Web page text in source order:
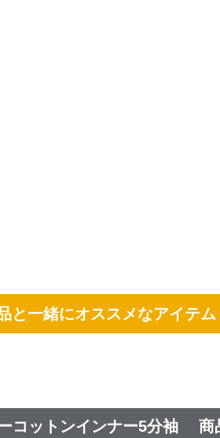
と一緒にオススメなアイテム
コットンインナー5分袖 商